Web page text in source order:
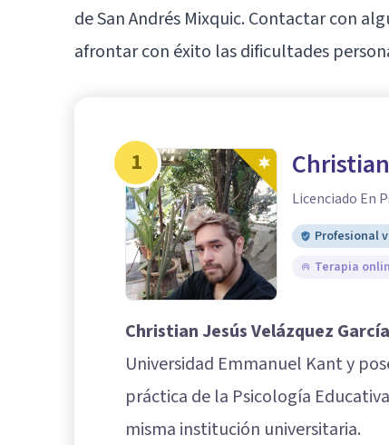
de San Andrés Mixquic. Contactar con
afrontar con éxito las dificultades
1
Licenciado En
Profesional
Terapia
Christian Jesús Velázquez García
Universidad Emmanuel Kant y
práctica de la Psicología
misma institución universitaria.